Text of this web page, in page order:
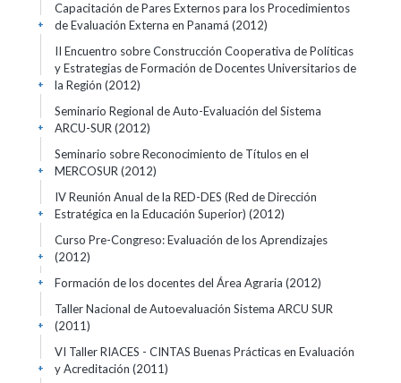
Capacitación de Pares Externos para los Procedimientos
de Evaluación Externa en Panamá (2012)
+
II Encuentro sobre Construcción Cooperativa de Políticas
y Estrategias de Formación de Docentes Universitarios de
la Región (2012)
+
Seminario Regional de Auto-Evaluación del Sistema
ARCU-SUR (2012)
+
Seminario sobre Reconocimiento de Títulos en el
MERCOSUR (2012)
+
IV Reunión Anual de la RED-DES (Red de Dirección
Estratégica en la Educación Superior) (2012)
+
Curso Pre-Congreso: Evaluación de los Aprendizajes
(2012)
+
Formación de los docentes del Área Agraria (2012)
+
Taller Nacional de Autoevaluación Sistema ARCU SUR
(2011)
+
VI Taller RIACES - CINTAS Buenas Prácticas en Evaluación
y Acreditación (2011)
+